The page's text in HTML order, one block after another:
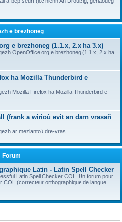
e brezhoneg
e brezhoneg (1.1.x, 2.x ha 3.x)
OpenOffice.org e brezhoneg (1.1.x, 2.x ha
ha Mozilla Thunderbird e
Mozilla Firefox ha Mozilla Thunderbird e
(frank a wirioù evit an darn vrasañ
ar meziantoù dre-vras
Forum
Latin - Latin Spell Checker
Latin Spell Checker COL. Un forum pour
COL (correcteur orthographique de langue